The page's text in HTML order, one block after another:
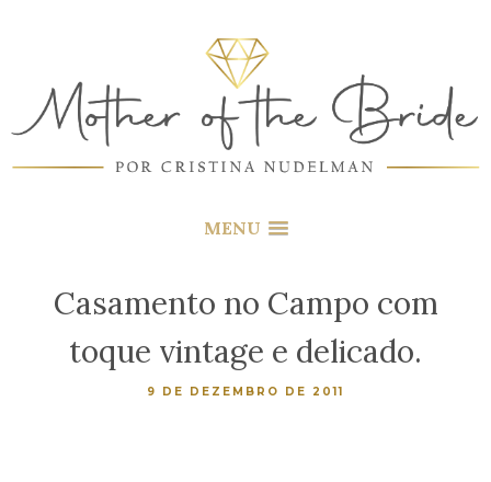
MENU
Casamento no Campo com
toque vintage e delicado.
9 DE DEZEMBRO DE 2011